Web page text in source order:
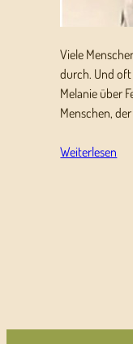
Viele
durch. Und oft
Melanie über
Menschen,
Weiterlesen